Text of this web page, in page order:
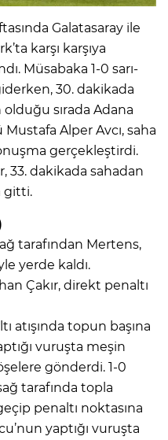
Galatasaray ile
karşı karşıya
Müsabaka 1-0 sarı-
30. dakikada
olduğu sırada Adana
Alper Avcı, saha
gerçekleştirdi.
33. dakikada sahadan
gitti.
tarafından Mertens,
yerde kaldı.
Çakır, direkt penaltı
atışında topun başına
vuruşta meşin
gönderdi. 1-0
tarafında topla
penaltı noktasına
yaptığı vuruşta